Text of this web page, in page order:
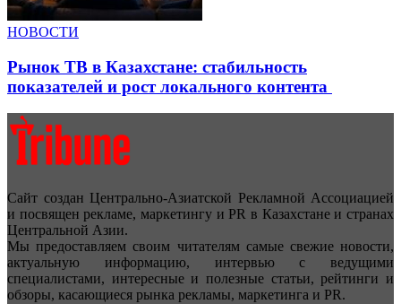
НОВОСТИ
Рынок ТВ в Казахстане: стабильность
показателей и рост локального контента
Сайт создан Центрально-Азиатской Рекламной Ассоциацией
и посвящен рекламе, маркетингу и PR в Казахстане и странах
Центральной Азии.
Мы предоставляем своим читателям самые свежие новости,
актуальную информацию, интервью с ведущими
специалистами, интересные и полезные статьи, рейтинги и
обзоры, касающиеся рынка рекламы, маркетинга и PR.